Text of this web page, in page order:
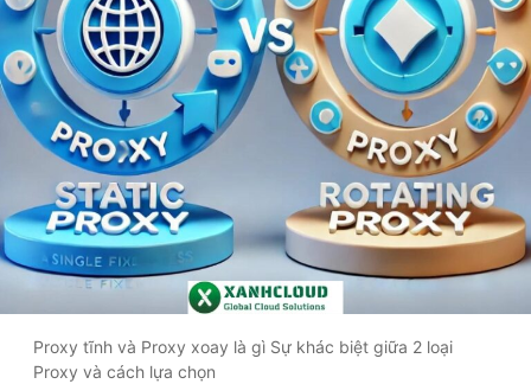
Proxy tĩnh và Proxy xoay là gì Sự khác biệt giữa 2 loại
Proxy và cách lựa chọn